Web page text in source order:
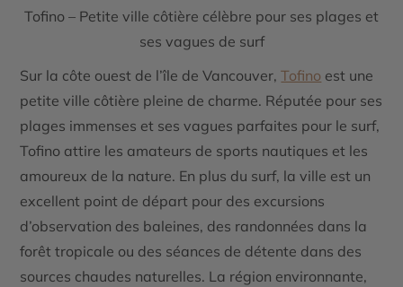
Tofino – Petite ville côtière célèbre pour ses plages et
ses vagues de surf
Sur la côte ouest de l’île de Vancouver,Tofino est une
petite ville côtière pleine de charme. Réputée pour ses
plages immenses et ses vagues parfaites pour le surf,
Tofino attire les amateurs de sports nautiques et les
amoureux de la nature. En plus du surf, la ville est un
excellent point de départ pour des excursions
d’observation des baleines, des randonnées dans la
forêt tropicale ou des séances de détente dans des
sources chaudes naturelles. La région environnante,